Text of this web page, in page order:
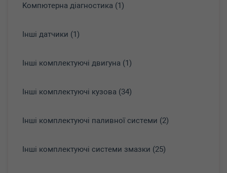
Koмпютepнa діaгнocтикa (1)
Інші датчики (1)
Інші комплектуючі двигуна (1)
Інші комплектуючі кузова (34)
Інші комплектуючі паливної системи (2)
Інші комплектуючі системи змазки (25)